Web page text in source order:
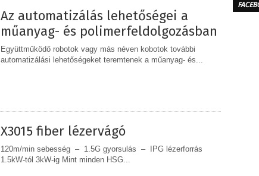
Az automatizálás lehetőségei a
műanyag- és polimerfeldolgozásban
Együttműködő robotok vagy más néven kobotok további
automatizálási lehetőségeket teremtenek a műanyag- és...
X3015 fiber lézervágó
120m/min sebesség – 1.5G gyorsulás – IPG lézerforrás
1.5kW-tól 3kW-ig Mint minden HSG...